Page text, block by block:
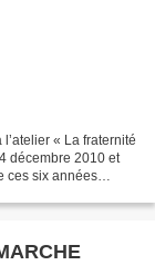
« La fraternité
décembre 2010 et
ces six années